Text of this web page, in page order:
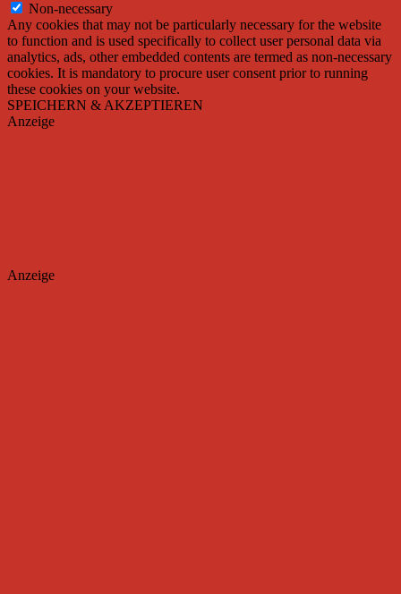
Non-necessary
Any cookies that may not be particularly necessary for the website
to function and is used specifically to collect user personal data via
analytics, ads, other embedded contents are termed as non-necessary
cookies. It is mandatory to procure user consent prior to running
these cookies on your website.
SPEICHERN & AKZEPTIEREN
Anzeige
Anzeige